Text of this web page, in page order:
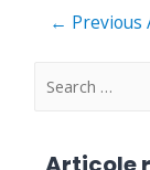
Navigare
← Previous
S